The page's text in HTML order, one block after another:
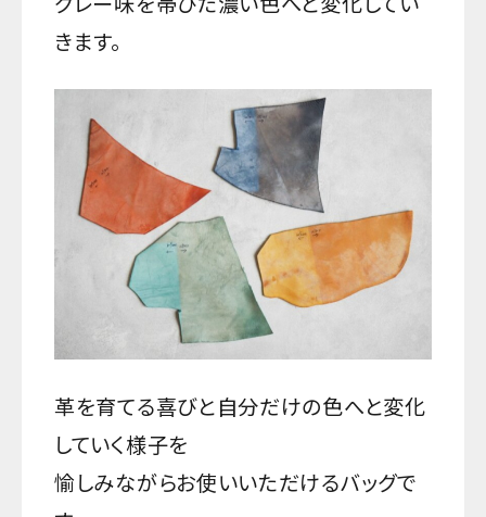
きます。
革を育てる喜びと自分だけの色へと変化
していく様子を
愉しみながらお使いいただけるバッグで